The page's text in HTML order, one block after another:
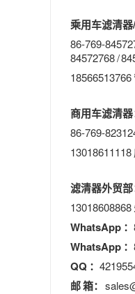
乘用车滤清器
86-769-
84572768 /
商用车滤清器
86-769-
13018611118
滤清器外贸部
13018608868
WhatsApp ：
WhatsApp ：
QQ ：
邮 箱：